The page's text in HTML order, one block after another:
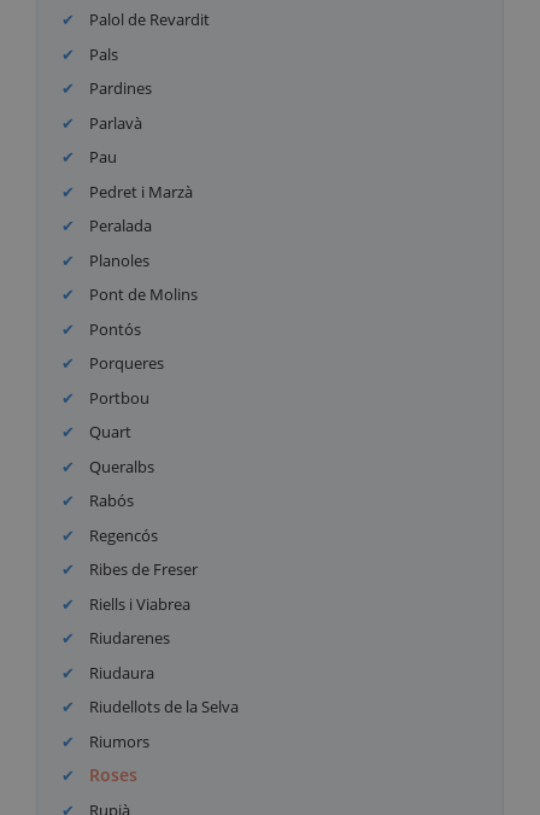
Palol de Revardit
Pals
Pardines
Parlavà
Pau
Pedret i Marzà
Peralada
Planoles
Pont de Molins
Pontós
Porqueres
Portbou
Quart
Queralbs
Rabós
Regencós
Ribes de Freser
Riells i Viabrea
Riudarenes
Riudaura
Riudellots de la Selva
Riumors
Roses
Rupià